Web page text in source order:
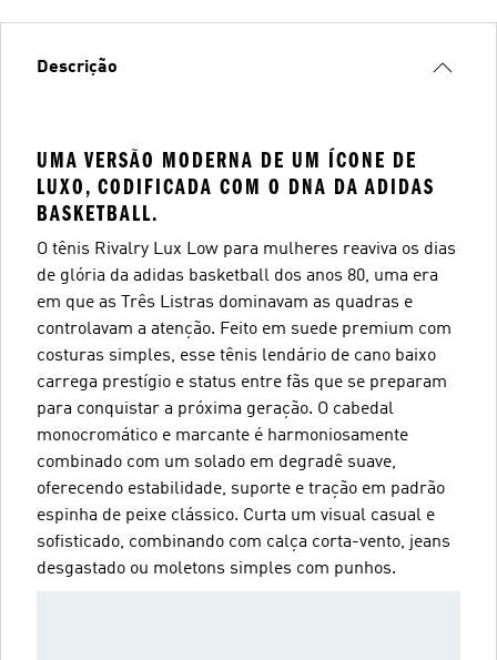
Descrição
UMA VERSÃO MODERNA DE UM ÍCONE DE
LUXO, CODIFICADA COM O DNA DA ADIDAS
BASKETBALL.
O tênis Rivalry Lux Low para mulheres reaviva os dias
de glória da adidas basketball dos anos 80, uma era
em que as Três Listras dominavam as quadras e
controlavam a atenção. Feito em suede premium com
costuras simples, esse tênis lendário de cano baixo
carrega prestígio e status entre fãs que se preparam
para conquistar a próxima geração. O cabedal
monocromático e marcante é harmoniosamente
combinado com um solado em degradê suave,
oferecendo estabilidade, suporte e tração em padrão
espinha de peixe clássico. Curta um visual casual e
sofisticado, combinando com calça corta-vento, jeans
desgastado ou moletons simples com punhos.